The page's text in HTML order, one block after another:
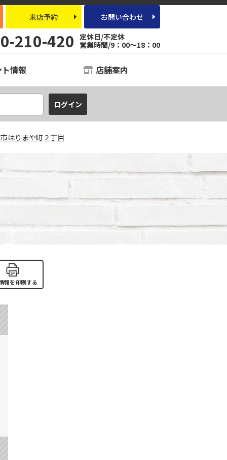
来店予約 お問い合わせ
210-420 定休日/不定休
営業時間/9：00～18：00
情報 店舗案内
はりまや町２丁目
報を印刷する